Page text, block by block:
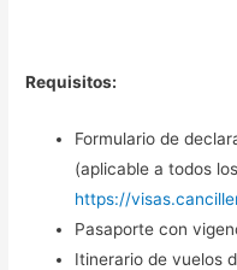
Requisitos:
Formulario de
(aplicable a todos
https://
Pasaporte con
Itinerario de vuelos